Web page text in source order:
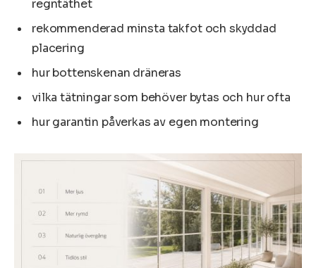
regntäthet
rekommenderad minsta takfot och skyddad
placering
hur bottenskenan dräneras
vilka tätningar som behöver bytas och hur ofta
hur garantin påverkas av egen montering